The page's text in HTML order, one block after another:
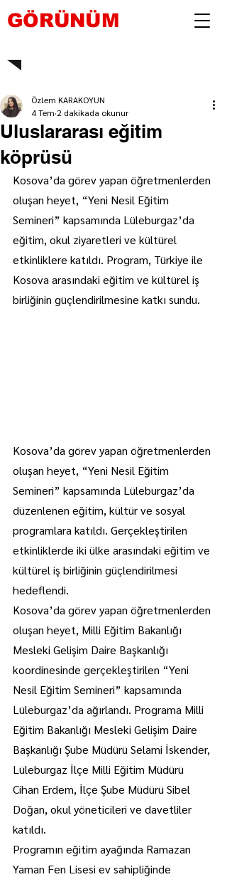
GÖRÜNÜM
Uluslararası eğitim
köprüsü
Özlem KARAKOYUN
4 Tem 2 dakikada okunur
Kosova’da görev yapan öğretmenlerden
oluşan heyet, “Yeni Nesil Eğitim
Semineri” kapsamında Lüleburgaz’da
eğitim, okul ziyaretleri ve kültürel
etkinliklere katıldı. Program, Türkiye ile
Kosova arasındaki eğitim ve kültürel iş
birliğinin güçlendirilmesine katkı sundu.
Kosova’da görev yapan öğretmenlerden
oluşan heyet, “Yeni Nesil Eğitim
Semineri” kapsamında Lüleburgaz’da
düzenlenen eğitim, kültür ve sosyal
programlara katıldı. Gerçekleştirilen
etkinliklerde iki ülke arasındaki eğitim ve
kültürel iş birliğinin güçlendirilmesi
hedeflendi.
Kosova’da görev yapan öğretmenlerden
oluşan heyet, Milli Eğitim Bakanlığı
Mesleki Gelişim Daire Başkanlığı
koordinesinde gerçekleştirilen “Yeni
Nesil Eğitim Semineri” kapsamında
Lüleburgaz’da ağırlandı. Programa Milli
Eğitim Bakanlığı Mesleki Gelişim Daire
Başkanlığı Şube Müdürü Selami İskender,
Lüleburgaz İlçe Milli Eğitim Müdürü
Cihan Erdem, İlçe Şube Müdürü Sibel
Doğan, okul yöneticileri ve davetliler
katıldı.
Programın eğitim ayağında Ramazan
Yaman Fen Lisesi ev sahipliğinde